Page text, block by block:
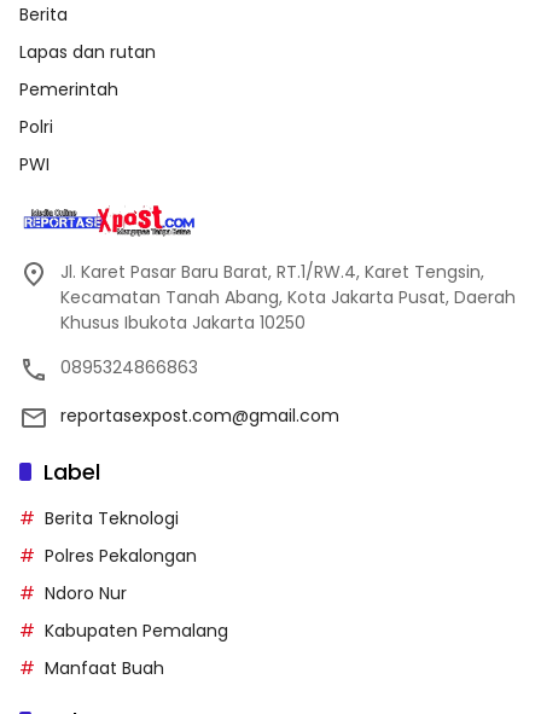
Berita
Lapas dan rutan
Pemerintah
Polri
PWI
Jl. Karet Pasar Baru Barat, RT.1/RW.4, Karet Tengsin,
Kecamatan Tanah Abang, Kota Jakarta Pusat, Daerah
Khusus Ibukota Jakarta 10250
0895324866863
reportasexpost.com@gmail.com
Label
Berita Teknologi
Polres Pekalongan
Ndoro Nur
Kabupaten Pemalang
Manfaat Buah